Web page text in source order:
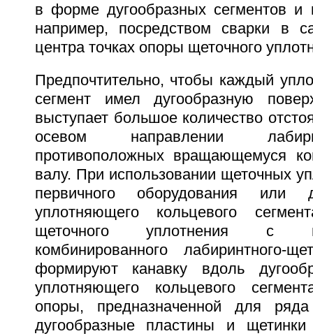
в форме дугообразных сегментов и
например, посредством сварки в
центра точках опоры щеточного
Предпочтительно, чтобы каждый
сегмент имел дугообразную
выступает большое количество
осевом направлении
противоположных вращающемуся
валу. При использовании щеточных
первичного оборудования или
уплотняющего кольцевого
щеточного уплотнения с
комбинированного лабиринтного-
формируют канавку вдоль
уплотняющего кольцевого
опоры, предназначенной для
дугообразные пластины и